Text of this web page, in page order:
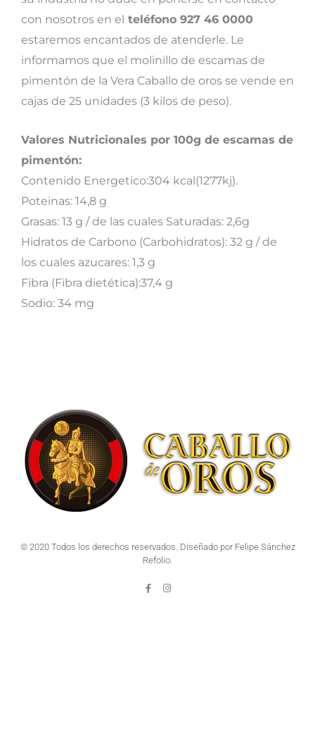
con nosotros en el teléfono 927 46 0000
estaremos encantados de atenderle. Le
informamos que el molinillo de escamas de
pimentón de la Vera Caballo de oros se vende en
cajas de 25 unidades (3 kilos de peso).
Valores Nutricionales por 100g de escamas de
pimentón:
Contenido Energetico:304 kcal(1277kj).
Poteinas: 14,8 g
Grasas: 13 g / de las cuales Saturadas: 2,6g
Hidratos de Carbono (Carbohidratos): 32 g / de
los cuales azucares: 1,3 g
Fibra (Fibra dietética):37,4 g
Sodio: 34 mg
© 2020 Todos los derechos reservados. Diseñado por Felipe Sánchez
Refolio.
F
a
I
n